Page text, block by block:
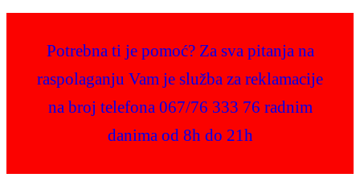
Potrebna ti je pomoć? Za sva pitanja na
raspolaganju Vam je služba za reklamacije
na broj telefona 067/76 333 76 radnim
danima od 8h do 21h